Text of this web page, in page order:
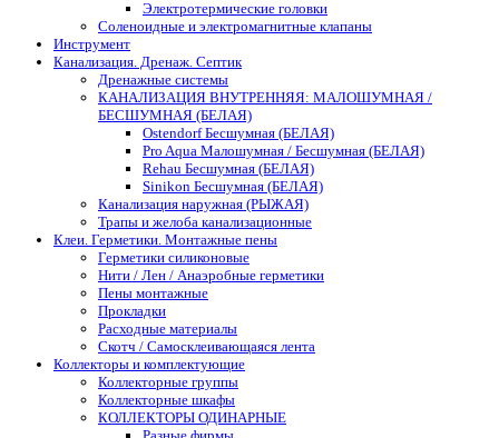
Электротермические головки
Соленоидные и электромагнитные клапаны
Инструмент
Канализация. Дренаж. Септик
Дренажные системы
КАНАЛИЗАЦИЯ ВНУТРЕННЯЯ: МАЛОШУМНАЯ /
БЕСШУМНАЯ (БЕЛАЯ)
Ostendorf Бесшумная (БЕЛАЯ)
Pro Aqua Малошумная / Бесшумная (БЕЛАЯ)
Rehau Бесшумная (БЕЛАЯ)
Sinikon Бесшумная (БЕЛАЯ)
Канализация наружная (РЫЖАЯ)
Трапы и желоба канализационные
Клеи. Герметики. Монтажные пены
Герметики силиконовые
Нити / Лен / Анаэробные герметики
Пены монтажные
Прокладки
Расходные материалы
Скотч / Самосклеивающаяся лента
Коллекторы и комплектующие
Коллекторные группы
Коллекторные шкафы
КОЛЛЕКТОРЫ ОДИНАРНЫЕ